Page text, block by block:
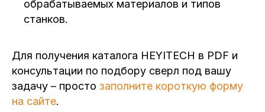
обрабатываемых материалов и типов
станков.
Для получения каталога HEYITECH в PDF и
консультации по подбору сверл под вашу
задачу – просто заполните короткую форму
на сайте.